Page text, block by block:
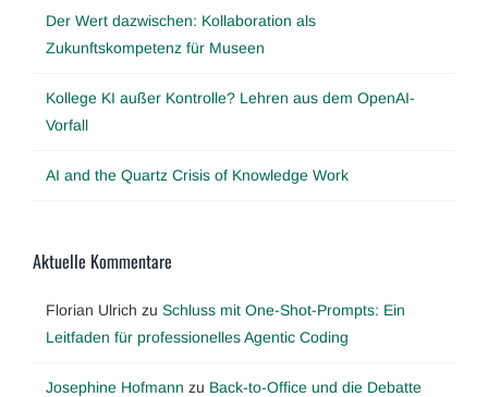
Der Wert dazwischen: Kollaboration als
Zukunftskompetenz für Museen
Kollege KI außer Kontrolle? Lehren aus dem OpenAI-
Vorfall
AI and the Quartz Crisis of Knowledge Work
Aktuelle Kommentare
Florian Ulrich zu Schluss mit One-Shot-Prompts: Ein
Leitfaden für professionelles Agentic Coding
Josephine Hofmann zu Back-to-Office und die Debatte